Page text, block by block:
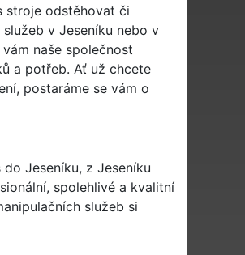
stroje odstěhovat či
v Jeseníku nebo v
naše společnost
a potřeb. Ať už chcete
postaráme se vám o
Jeseníku, z Jeseníku
spolehlivé a kvalitní
služeb si